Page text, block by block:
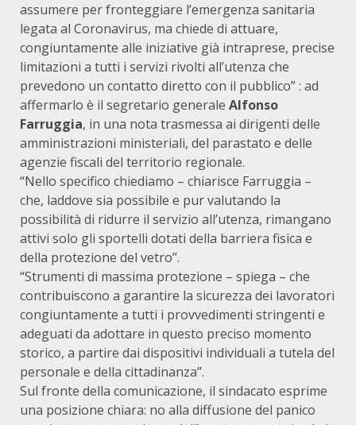
assumere per fronteggiare l’emergenza sanitaria
legata al Coronavirus, ma chiede di attuare,
congiuntamente alle iniziative già intraprese, precise
limitazioni a tutti i servizi rivolti all’utenza che
prevedono un contatto diretto con il pubblico” : ad
affermarlo è il segretario generale Alfonso
Farruggia, in una nota trasmessa ai dirigenti delle
amministrazioni ministeriali, del parastato e delle
agenzie fiscali del territorio regionale.
“Nello specifico chiediamo – chiarisce Farruggia –
che, laddove sia possibile e pur valutando la
possibilità di ridurre il servizio all’utenza, rimangano
attivi solo gli sportelli dotati della barriera fisica e
della protezione del vetro”.
“Strumenti di massima protezione – spiega – che
contribuiscono a garantire la sicurezza dei lavoratori
congiuntamente a tutti i provvedimenti stringenti e
adeguati da adottare in questo preciso momento
storico, a partire dai dispositivi individuali a tutela del
personale e della cittadinanza”.
Sul fronte della comunicazione, il sindacato esprime
una posizione chiara: no alla diffusione del panico